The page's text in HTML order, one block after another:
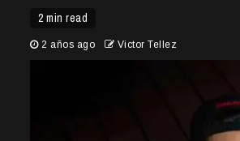
2 min read
2 años ago Victor Tellez